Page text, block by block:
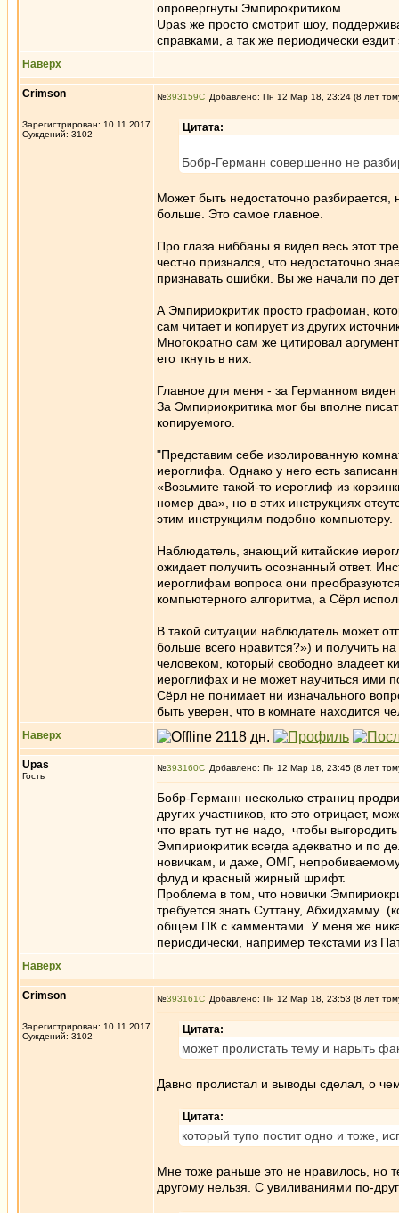
опровергнуты Эмпирокритиком.
Upas же просто смотрит шоу,
справками, а так же периодически
Наверх
Crimson
Зарегистрирован: 10.11.2017
Суждений: 3102
№393159 Добавлено: Пн 12 Мар 18, 23:24 (8 лет
Цитата:
Бобр-Германн совершенно не
Может быть недостаточно
больше. Это самое главное.
Про глаза ниббаны я видел весь этот
честно признался, что недостаточно
признавать ошибки. Вы же начали по
А Эмпириокритик просто графоман,
сам читает и копирует из других
Многократно сам же цитировал
его ткнуть в них.
Главное для меня - за Германном
За Эмпириокритика мог бы вполне
копируемого.
"Представим себе изолированную
иероглифа. Однако у него есть
«Возьмите такой-то иероглиф из
номер два», но в этих инструкциях
этим инструкциям подобно компьютеру.
Наблюдатель, знающий китайские
ожидает получить осознанный ответ.
иероглифам вопроса они
компьютерного алгоритма, а Сёрл
В такой ситуации наблюдатель может
больше всего нравится?») и получить
человеком, который свободно владеет
иероглифах и не может научиться ими
Сёрл не понимает ни изначального
быть уверен, что в комнате находится
Наверх
Upas
Гость
№393160 Добавлено: Пн 12 Мар 18, 23:45 (8 лет
Бобр-Германн несколько страниц
других участников, кто это отрицает,
что врать тут не надо, чтобы
Эмпириокритик всегда адекватно и по
новичкам, и даже, ОМГ,
флуд и красный жирный шрифт.
Проблема в том, что новички
требуется знать Суттану, Абхидхамму
общем ПК с камментами. У меня же
периодически, например текстами из
Наверх
Crimson
Зарегистрирован: 10.11.2017
Суждений: 3102
№393161 Добавлено: Пн 12 Мар 18, 23:53 (8 лет
Цитата:
может пролистать тему и нарыть
Давно пролистал и выводы сделал, о
Цитата:
который тупо постит одно и тоже,
Мне тоже раньше это не нравилось, но
другому нельзя. С увиливаниями по-